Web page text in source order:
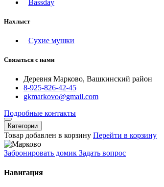
Bassday
Нахлыст
Сухие мушки
Связаться с нами
Деревня Марково, Вашкинский район
8-925-826-42-45
gkmarkovo@gmail.com
Подробные контакты
Категории
Товар добавлен в корзину Перейти в корзину
Забронировать домик Задать вопрос
Навигация